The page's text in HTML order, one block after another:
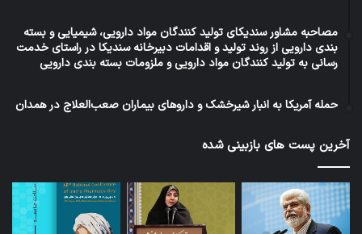
مصاحبه مشاور سندیکای تولید کنندگان مواد دارویی، شیمیایی و بسته
بندی دارویی از روند تولید و اقدامات دبیرخانه سندیکا در راستای خدمت
رسانی به تولید کنندگان مواد دارویی و ملزومات بسته بندی دارویی
حمله آمریکا به انبار شیرخشک و داروهای بیماران صعب‌العلاج در همدان
آخرین پست های بازبینی شده